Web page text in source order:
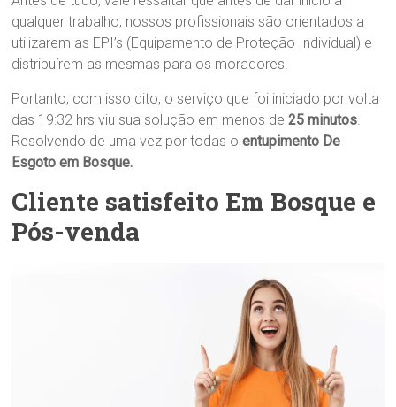
qualquer trabalho, nossos profissionais são orientados a
utilizarem as EPI’s (Equipamento de Proteção Individual) e
distribuírem as mesmas para os moradores.
Portanto, com isso dito, o serviço que foi iniciado por volta
das 19:32 hrs viu sua solução em menos de25 minutos.
Resolvendo de uma vez por todas oentupimento De
Esgoto em Bosque.
Cliente satisfeito Em Bosque e
Pós-venda